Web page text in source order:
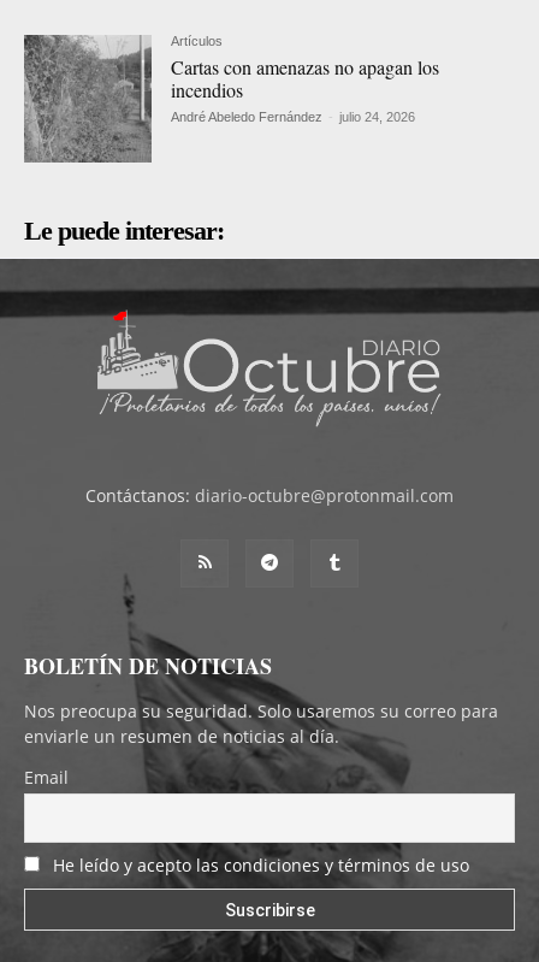
Artículos
Cartas con amenazas no apagan los
incendios
André Abeledo Fernández - julio 24, 2026
Le puede interesar:
Contáctanos: diario-octubre@protonmail.com
BOLETÍN DE NOTICIAS
Nos preocupa su seguridad. Solo usaremos su correo para
enviarle un resumen de noticias al día.
Email
He leído y acepto las condiciones y términos de uso